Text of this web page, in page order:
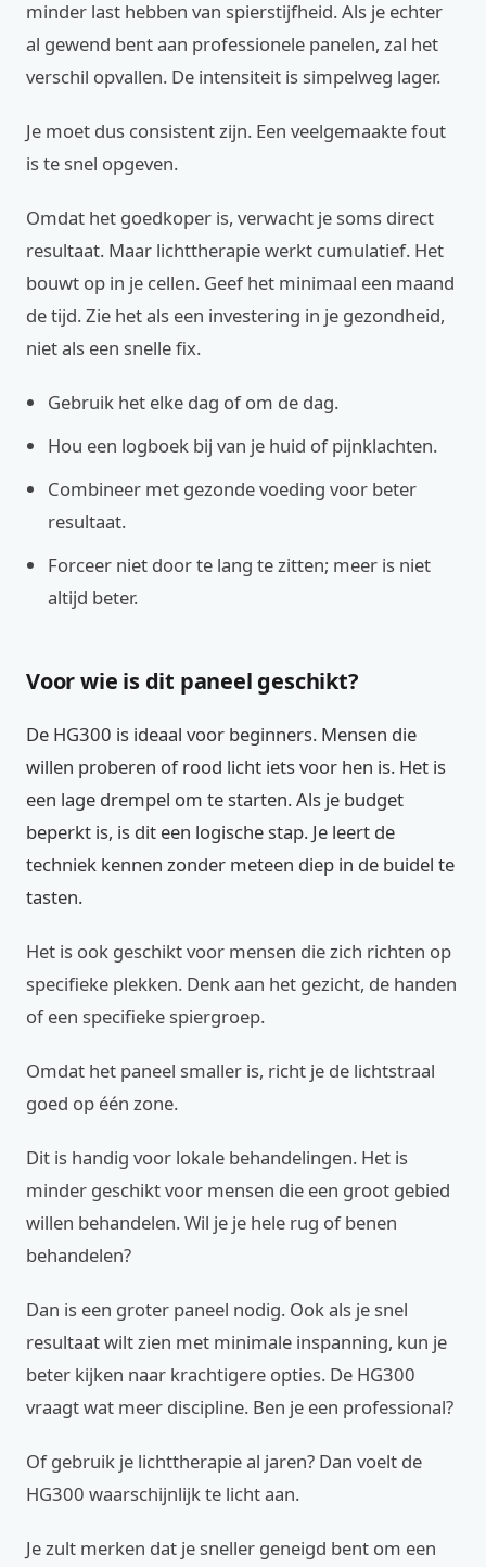
minder last hebben van spierstijfheid. Als je echter
al gewend bent aan professionele panelen, zal het
verschil opvallen. De intensiteit is simpelweg lager.
Je moet dus consistent zijn. Een veelgemaakte fout
is te snel opgeven.
Omdat het goedkoper is, verwacht je soms direct
resultaat. Maar lichttherapie werkt cumulatief. Het
bouwt op in je cellen. Geef het minimaal een maand
de tijd. Zie het als een investering in je gezondheid,
niet als een snelle fix.
Gebruik het elke dag of om de dag.
Hou een logboek bij van je huid of pijnklachten.
Combineer met gezonde voeding voor beter
resultaat.
Forceer niet door te lang te zitten; meer is niet
altijd beter.
Voor wie is dit paneel geschikt?
De HG300 is ideaal voor beginners. Mensen die
willen proberen of rood licht iets voor hen is. Het is
een lage drempel om te starten. Als je budget
beperkt is, is dit een logische stap. Je leert de
techniek kennen zonder meteen diep in de buidel te
tasten.
Het is ook geschikt voor mensen die zich richten op
specifieke plekken. Denk aan het gezicht, de handen
of een specifieke spiergroep.
Omdat het paneel smaller is, richt je de lichtstraal
goed op één zone.
Dit is handig voor lokale behandelingen. Het is
minder geschikt voor mensen die een groot gebied
willen behandelen. Wil je je hele rug of benen
behandelen?
Dan is een groter paneel nodig. Ook als je snel
resultaat wilt zien met minimale inspanning, kun je
beter kijken naar krachtigere opties. De HG300
vraagt wat meer discipline. Ben je een professional?
Of gebruik je lichttherapie al jaren? Dan voelt de
HG300 waarschijnlijk te licht aan.
Je zult merken dat je sneller geneigd bent om een